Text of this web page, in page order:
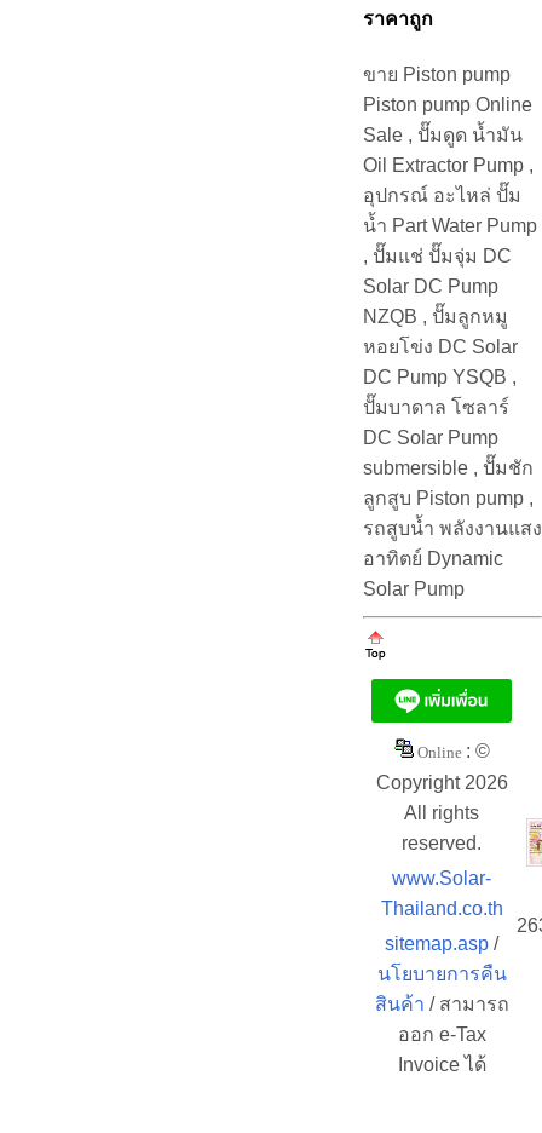
ราคาถูก
ขาย Piston pump
Piston pump Online
Sale , ปั๊มดูด น้ำมัน
Oil Extractor Pump ,
อุปกรณ์ อะไหล่ ปั๊ม
น้ำ Part Water Pump
, ปั๊มแช่ ปั๊มจุ่ม DC
Solar DC Pump
NZQB , ปั๊มลูกหมู
หอยโข่ง DC Solar
DC Pump YSQB ,
ปั๊มบาดาล โซลาร์
DC Solar Pump
submersible , ปั๊มชัก
ลูกสูบ Piston pump ,
รถสูบน้ำ พลังงานแสง
อาทิตย์ Dynamic
Solar Pump
Online : ©
Copyright 2026
All rights
reserved.
www.Solar-
Thailand.co.th
sitemap.asp /
นโยบายการคืน
สินค้า / สามารถ
ออก e-Tax
Invoice ได้